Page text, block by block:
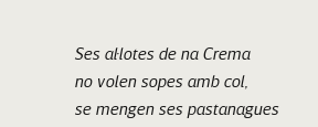
Ses al·lotes de na Crema
no volen sopes amb col,
se mengen ses pastanagues